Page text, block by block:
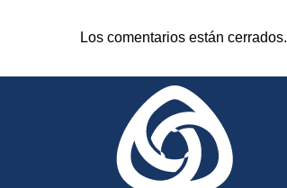
Los comentarios están cerrados.